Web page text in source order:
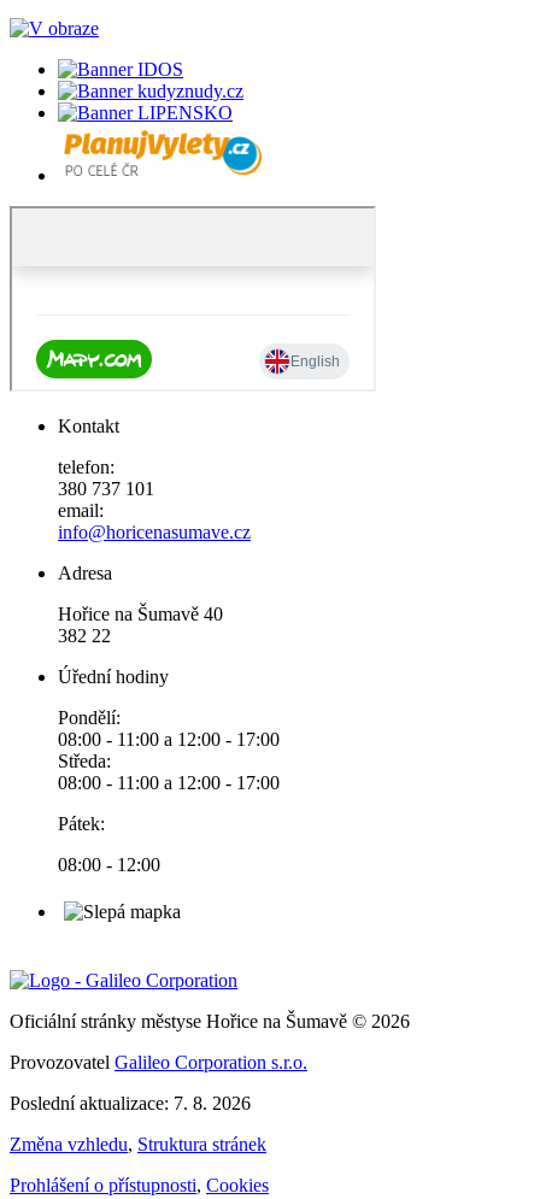
Kontakt
telefon:
380 737 101
email:
info@horicenasumave.cz
Adresa
Hořice na Šumavě 40
382 22
Úřední hodiny
Pondělí:
08:00 - 11:00 a 12:00 - 17:00
Středa:
08:00 - 11:00 a 12:00 - 17:00
Pátek:
08:00 - 12:00
Oficiální stránky městyse Hořice na Šumavě © 2026
Provozovatel Galileo Corporation s.r.o.
Poslední aktualizace: 7. 8. 2026
Změna vzhledu, Struktura stránek
Prohlášení o přístupnosti, Cookies